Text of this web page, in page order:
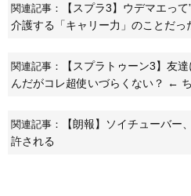
関連記事：
【スプラ3】ウデマエっ
介護する「キャリー力」のことだっ
関連記事：
【スプラトゥーン3】友
んだがコレ超使いづらくない？ ←
関連記事：
【朗報】ソイチューバー
許される